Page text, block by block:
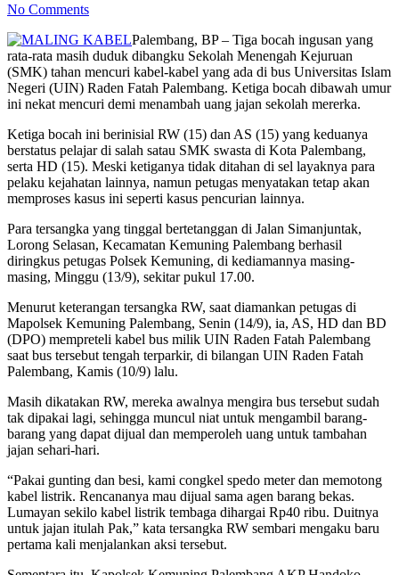
No Comments
Palembang, BP – Tiga bocah ingusan yang
rata-rata masih duduk dibangku Sekolah Menengah Kejuruan
(SMK) tahan mencuri kabel-kabel yang ada di bus Universitas Islam
Negeri (UIN) Raden Fatah Palembang. Ketiga bocah dibawah umur
ini nekat mencuri demi menambah uang jajan sekolah mererka.
Ketiga bocah ini berinisial RW (15) dan AS (15) yang keduanya
berstatus pelajar di salah satau SMK swasta di Kota Palembang,
serta HD (15). Meski ketiganya tidak ditahan di sel layaknya para
pelaku kejahatan lainnya, namun petugas menyatakan tetap akan
memproses kasus ini seperti kasus pencurian lainnya.
Para tersangka yang tinggal bertetanggan di Jalan Simanjuntak,
Lorong Selasan, Kecamatan Kemuning Palembang berhasil
diringkus petugas Polsek Kemuning, di kediamannya masing-
masing, Minggu (13/9), sekitar pukul 17.00.
Menurut keterangan tersangka RW, saat diamankan petugas di
Mapolsek Kemuning Palembang, Senin (14/9), ia, AS, HD dan BD
(DPO) mempreteli kabel bus milik UIN Raden Fatah Palembang
saat bus tersebut tengah terparkir, di bilangan UIN Raden Fatah
Palembang, Kamis (10/9) lalu.
Masih dikatakan RW, mereka awalnya mengira bus tersebut sudah
tak dipakai lagi, sehingga muncul niat untuk mengambil barang-
barang yang dapat dijual dan memperoleh uang untuk tambahan
jajan sehari-hari.
“Pakai gunting dan besi, kami congkel spedo meter dan memotong
kabel listrik. Rencananya mau dijual sama agen barang bekas.
Lumayan sekilo kabel listrik tembaga dihargai Rp40 ribu. Duitnya
untuk jajan itulah Pak,” kata tersangka RW sembari mengaku baru
pertama kali menjalankan aksi tersebut.